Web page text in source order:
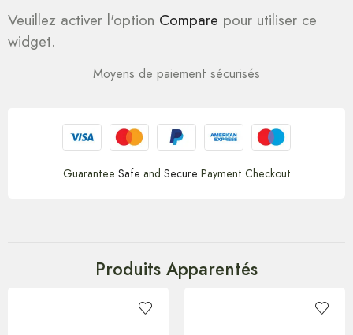
Veuillez activer l'option Compare pour utiliser ce
widget.
Moyens de paiement sécurisés
Guarantee Safe and Secure Payment Checkout
Produits Apparentés